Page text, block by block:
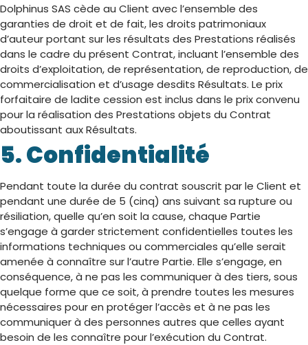
Dolphinus SAS cède au Client avec l’ensemble des
garanties de droit et de fait, les droits patrimoniaux
d’auteur portant sur les résultats des Prestations réalisés
dans le cadre du présent Contrat, incluant l’ensemble des
droits d’exploitation, de représentation, de reproduction, de
commercialisation et d’usage desdits Résultats. Le prix
forfaitaire de ladite cession est inclus dans le prix convenu
pour la réalisation des Prestations objets du Contrat
aboutissant aux Résultats.
5. Confidentialité
Pendant toute la durée du contrat souscrit par le Client et
pendant une durée de 5 (cinq) ans suivant sa rupture ou
résiliation, quelle qu’en soit la cause, chaque Partie
s’engage à garder strictement confidentielles toutes les
informations techniques ou commerciales qu’elle serait
amenée à connaître sur l’autre Partie. Elle s’engage, en
conséquence, à ne pas les communiquer à des tiers, sous
quelque forme que ce soit, à prendre toutes les mesures
nécessaires pour en protéger l’accès et à ne pas les
communiquer à des personnes autres que celles ayant
besoin de les connaître pour l’exécution du Contrat.